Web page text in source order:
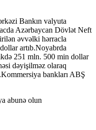
Bankın valyuta
Azərbaycan Dövlət Neft
əvvəlki hərracla
artıb.Noyabrda
251 mln. 500 min dollar
dəyişilməz olaraq
bankları ABŞ
abunə olun